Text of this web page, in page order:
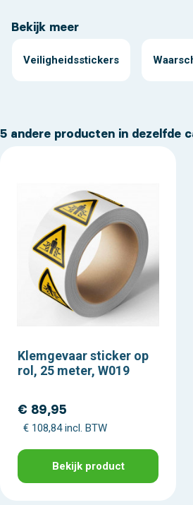
Bekijk meer
Veiligheidsstickers
5 andere producten in dezelfde
Klemgevaar sticker op
rol, 25 meter, W019
€ 89,95
€ 108,84 incl. BTW
Bekijk product